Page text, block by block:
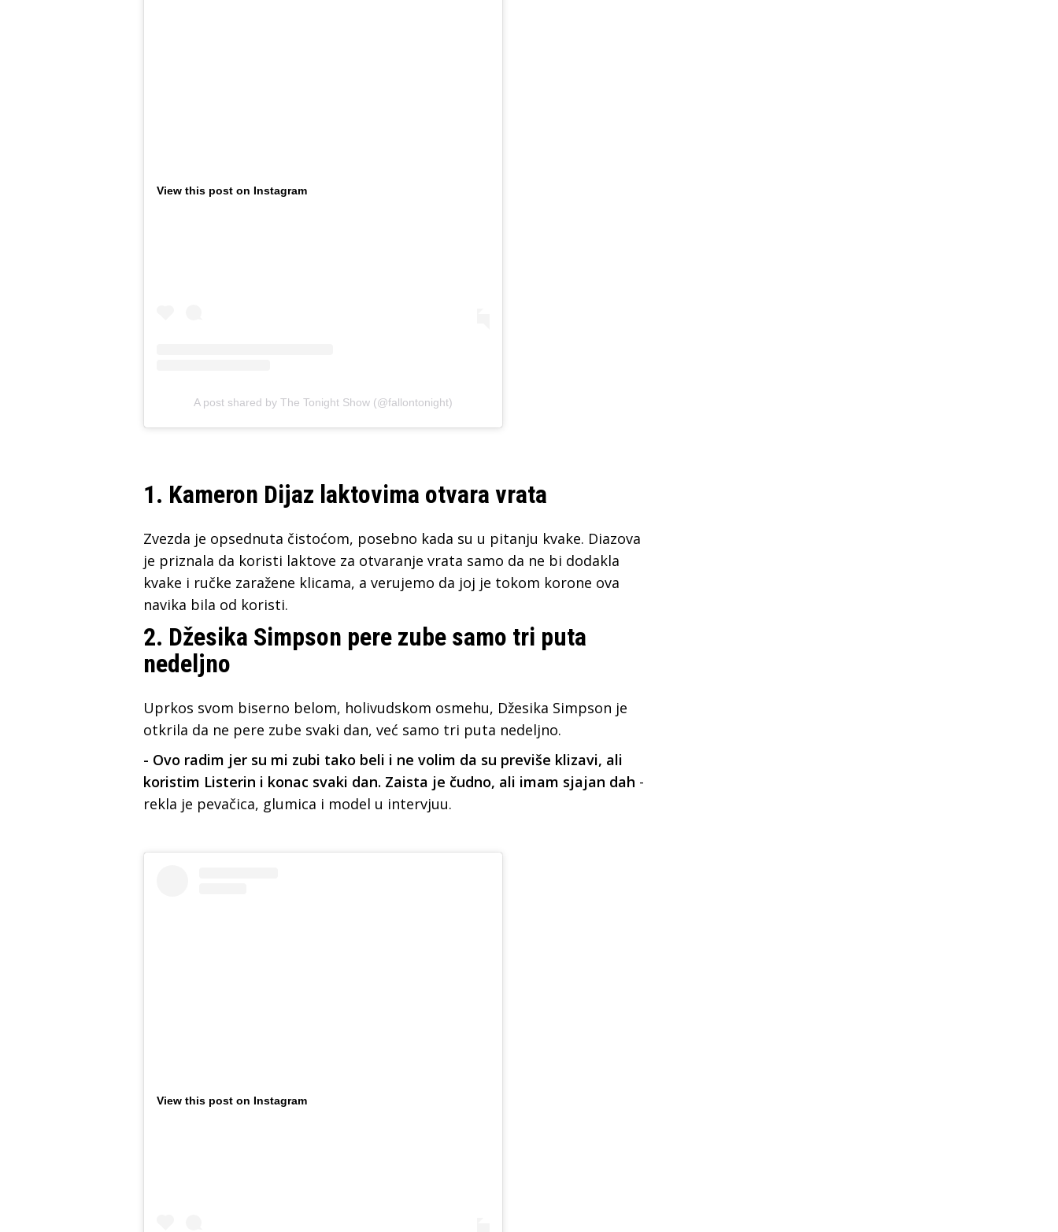
View this post on Instagram
A post shared by The Tonight Show (@fallontonight)
1. Kameron Dijaz laktovima otvara vrata
Zvezda je opsednuta čistoćom, posebno kada su u pitanju kvake. Diazova
je priznala da koristi laktove za otvaranje vrata samo da ne bi dodakla
kvake i ručke zaražene klicama, a verujemo da joj je tokom korone ova
navika bila od koristi.
2. Džesika Simpson pere zube samo tri puta
nedeljno
Uprkos svom biserno belom, holivudskom osmehu, Džesika Simpson je
otkrila da ne pere zube svaki dan, već samo tri puta nedeljno.
- Ovo radim jer su mi zubi tako beli i ne volim da su previše klizavi, ali
koristim Listerin i konac svaki dan. Zaista je čudno, ali imam sjajan dah -
rekla je pevačica, glumica i model u intervjuu.
View this post on Instagram